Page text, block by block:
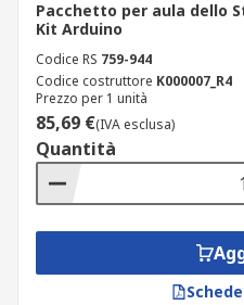
Pacchetto per aula dello
Kit Arduino
Codice RS 759-944
Codice costruttore K000007_R4
Prezzo per 1 unità
85,69 €(IVA esclusa)
Quantità